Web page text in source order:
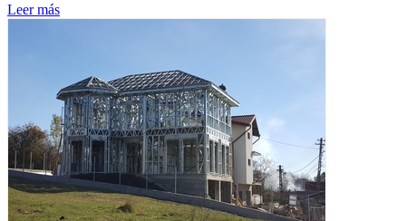
Leer más